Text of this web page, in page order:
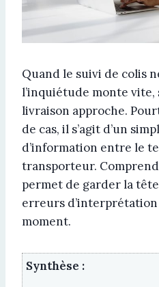
Quand le suivi de colis
l’inquiétude monte
livraison approche.
de cas, il s’agit d’un
d’information entre le
transporteur.
permet de garder la
erreurs d’interprétation
moment.
Synthèse :